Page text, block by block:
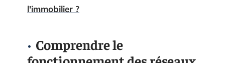
l'immobilier ?
Comprendre le